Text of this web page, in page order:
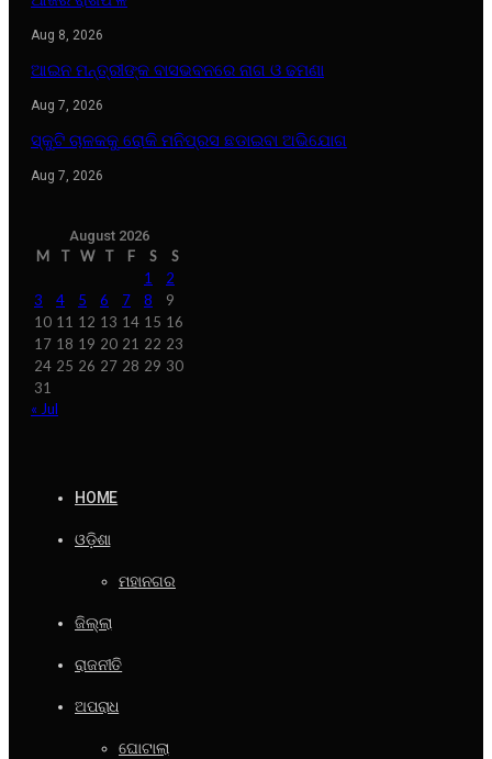
Aug 8, 2026
ଆଇନ ମନ୍ତ୍ରୀଙ୍କ ବାସଭବନରେ ନାଗ ଓ ଢମଣା
Aug 7, 2026
ସ୍କୁଟି ଚାଳକକୁ ରୋକି ମନିପ୍ରସ ଛଡାଇବା ଅଭିଯୋଗ
Aug 7, 2026
August 2026
M T W T F S
S
1
2
3
4 5 6 7 8
9
10 11 12 13 14 15 16
17 18 19 20 21 22 23
24 25 26 27 28 29 30
31
« Jul
HOME
ଓଡ଼ିଶା
ମହାନଗର
ଜିଲ୍ଲା
ରାଜନୀତି
ଅପରାଧ
ଘୋଟାଲା